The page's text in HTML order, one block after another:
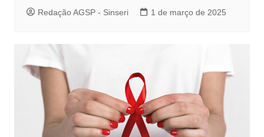
Redação AGSP - Sinseri 1 de março de 2025